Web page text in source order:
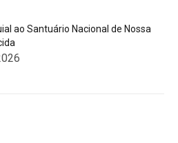
ao Santuário Nacional de Nossa